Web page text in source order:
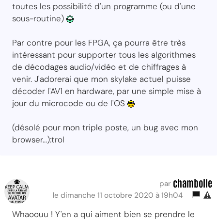
toutes les possibilité d'un programme (ou d'une
sous-routine)
Par contre pour les FPGA, ça pourra être très
intéressant pour supporter tous les algorithmes
de décodages audio/vidéo et de chiffrages à
venir. J'adorerai que mon skylake actuel puisse
décoder l'AV1 en hardware, par une simple mise à
jour du microcode ou de l'OS
(désolé pour mon triple poste, un bug avec mon
browser...):trol
par chambolle
le dimanche 11 octobre 2020 à 19h04
Whaoouu ! Y'en a qui aiment bien se prendre le